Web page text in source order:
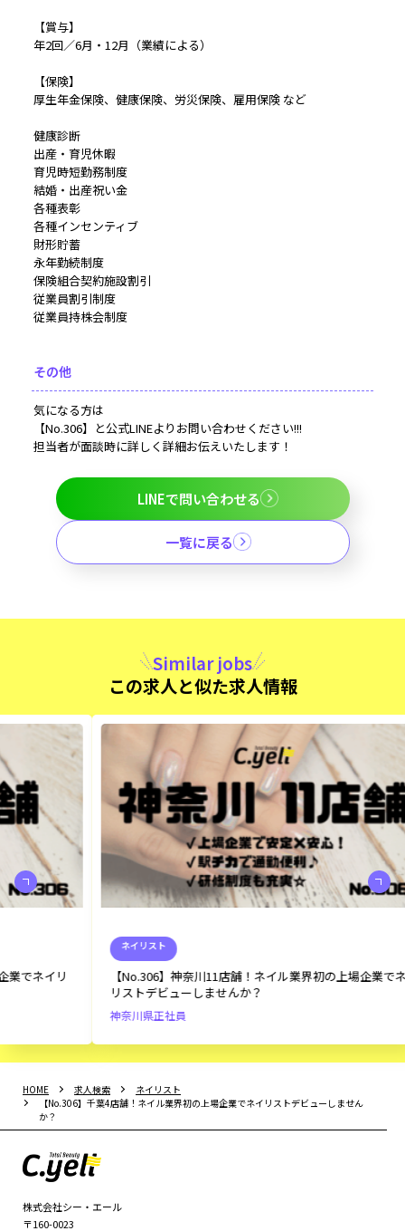
【賞与】
年2回／6月・12月（業績による）
【保険】
厚生年金保険、健康保険、労災保険、雇用保険 など
健康診断
出産・育児休暇
育児時短勤務制度
結婚・出産祝い金
各種表彰
各種インセンティブ
財形貯蓄
永年勤続制度
保険組合契約施設割引
従業員割引制度
従業員持株会制度
その他
気になる方は
【No.306】と公式LINEよりお問い合わせください!!!
担当者が面談時に詳しく詳細お伝えいたします！
LINEで問い合わせる
一覧に戻る
Similar jobs
この求人と似た求人情報
【No.306】神奈川11店舗！ネイル業界初の上場企業でネイ
リストデビューしませんか？
正社員
HOME 求人検索
ネイリスト
【No.306】千葉4店舗！ネイル業界初の上場企業でネイリストデビューしません
か？
株式会社シー・エール
〒160-0023